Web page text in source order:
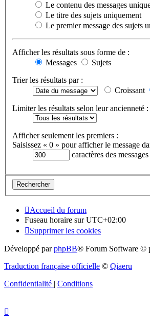
Le contenu des messages
Le titre des sujets uniquement
Le premier message des sujets
Afficher les résultats sous forme de :
Messages
Sujets
Trier les résultats par :
Croissant
Limiter les résultats selon leur ancienneté :
Afficher seulement les premiers :
Saisissez « 0 » pour afficher le message
caractères des messages
Accueil du forum
Fuseau horaire surUTC+02:00
Supprimer les cookies
Développé parphpBB® Forum Software ©
Traduction française officielle © Qiaeru
Confidentialité | Conditions